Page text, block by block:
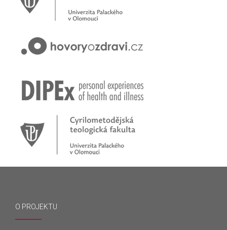
Přihlašte se na první online workshop na téma stárnoucí
Zkušenosti rodičů dětí s epilepsií
Začínáme nové téma! Sluchová vada u dětí
O PROJEKTU